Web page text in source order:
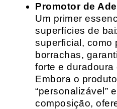
Promotor de
Um primer
superfícies de
superficial, como
borrachas,
forte e
Embora o
“personalizável”
composição,